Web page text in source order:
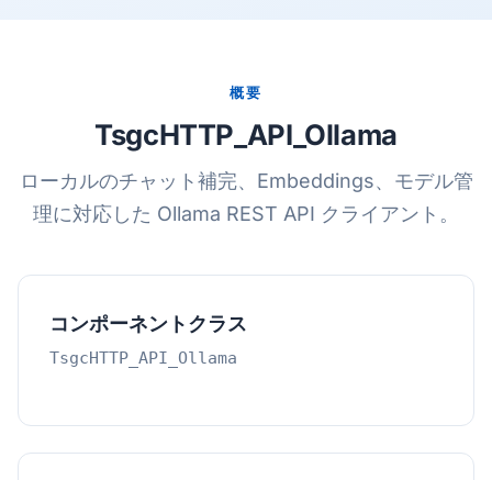
概要
TsgcHTTP_API_Ollama
ローカルのチャット補完、Embeddings、モデル管
理に対応した Ollama REST API クライアント。
コンポーネントクラス
TsgcHTTP_API_Ollama